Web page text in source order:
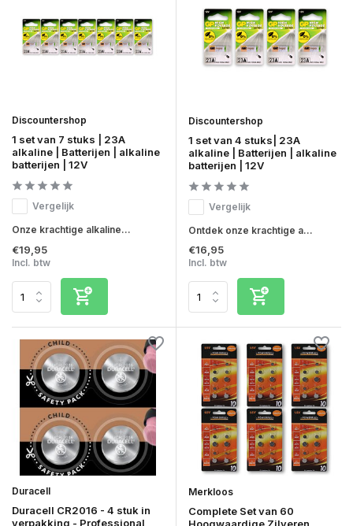
Discountershop
1 set van 7 stuks | 23A
alkaline | Batterijen | alkaline
batterijen | 12V
Vergelijk
Onze krachtige alkaline...
€19,95
Incl. btw
Discountershop
1 set van 4 stuks| 23A
alkaline | Batterijen | alkaline
batterijen | 12V
Vergelijk
Ontdek onze krachtige a...
€16,95
Incl. btw
Duracell
Duracell CR2016 - 4 stuk in
verpakking - Professional
Merkloos
Complete Set van 60